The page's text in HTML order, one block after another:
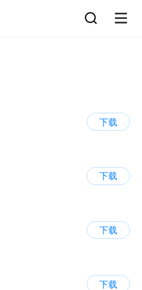
下载
下载
下载
下载